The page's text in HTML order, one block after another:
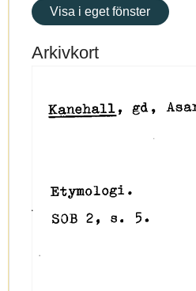
Visa i eget fönster
Arkivkort